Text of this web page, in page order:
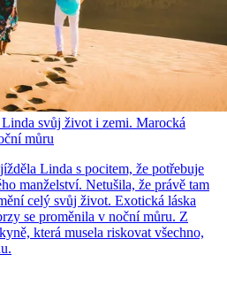
svůj život i zemi. Marocká
můru
Linda s pocitem, že potřebuje
manželství. Netušila, že právě tam
celý svůj život. Exotická láska
se proměnila v noční můru. Z
která musela riskovat všechno,